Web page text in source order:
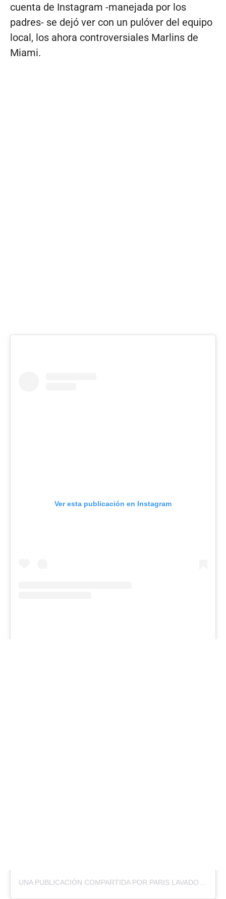
cuenta de Instagram -manejada por los
padres- se dejó ver con un pulóver del equipo
local, los ahora controversiales Marlins de
Miami.
Ver esta publicación en Instagram